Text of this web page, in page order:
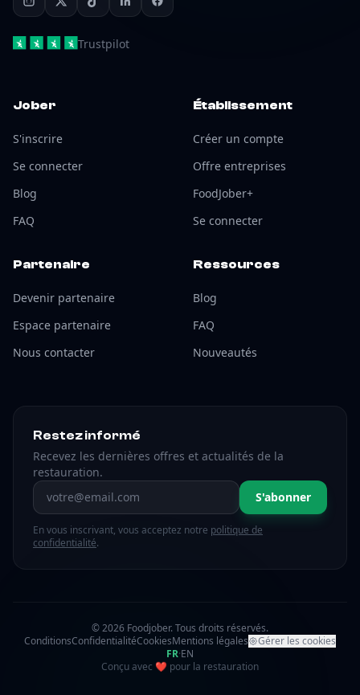
Trustpilot
Jober
S'inscrire
Se connecter
Blog
FAQ
Établissement
Créer un compte
Offre entreprises
FoodJober+
Se connecter
Partenaire
Devenir partenaire
Espace partenaire
Nous contacter
Ressources
Blog
FAQ
Nouveautés
Restez informé
Recevez les dernières offres et actualités de la
restauration.
Adresse email S'abonner
En vous inscrivant, vous acceptez notre politique de
confidentialité.
© 2026 Foodjober. Tous droits réservés.
ConditionsConfidentialitéCookiesMentions légales
Gérer les cookies
FR·EN
Conçu avec ❤ amour
pour la restauration